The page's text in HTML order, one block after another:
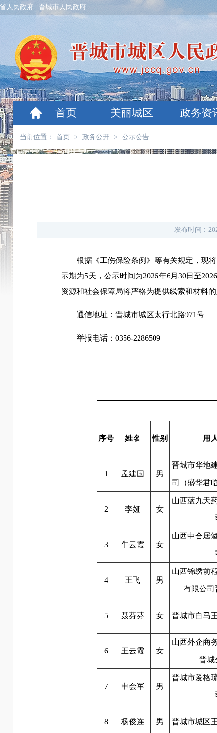
人民政府 晋城市人民政府
首页 美丽城区 政务资
当前位置： 首页 > 政务公开 > 公示公告
发布时间：
根据《工伤保险条例》等有关规定，现
示期为5天，公示时间为2026年6月30日至
资源和社会保障局将严格为提供线索和材料
通信地址：晋城市城区太行北路971号
举报电话：0356-2286509
序号 姓名 性别 用
1 孟建国 男
晋城市华地
司（盛华君
2 李娅 女
山西蓝九天
3 牛云霞 女
山西中合居
4 王飞 男
山西锦绣前
有限公司
5 聂芬芬 女 晋城市白马
6 王云霞 女
山西外企商
晋城
7 申会军 男
晋城市爱格
8 杨俊连 男 晋城市城区